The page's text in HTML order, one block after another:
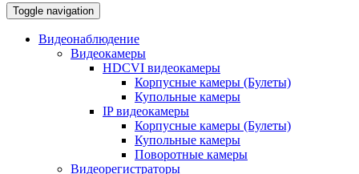
Toggle navigation
Видеонаблюдение
Видеокамеры
HDCVI видеокамеры
Корпусные камеры (Булеты)
Купольные камеры
IP видеокамеры
Корпусные камеры (Булеты)
Купольные камеры
Поворотные камеры
Видеорегистраторы